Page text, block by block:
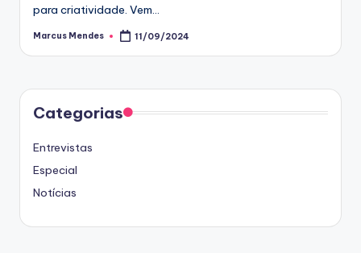
para criatividade. Vem…
Posted
Marcus Mendes 11/09/2024
Categorias
Entrevistas
Especial
Notícias